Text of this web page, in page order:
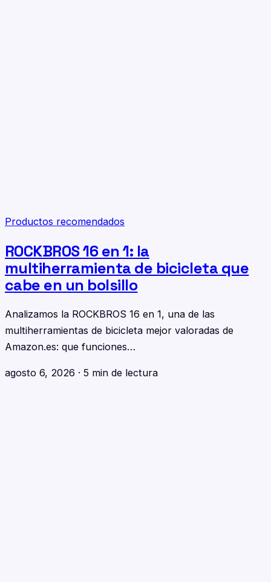
Productos recomendados
ROCKBROS 16 en 1: la
multiherramienta de bicicleta que
cabe en un bolsillo
Analizamos la ROCKBROS 16 en 1, una de las
multiherramientas de bicicleta mejor valoradas de
Amazon.es: que funciones…
agosto 6, 2026 · 5 min de lectura